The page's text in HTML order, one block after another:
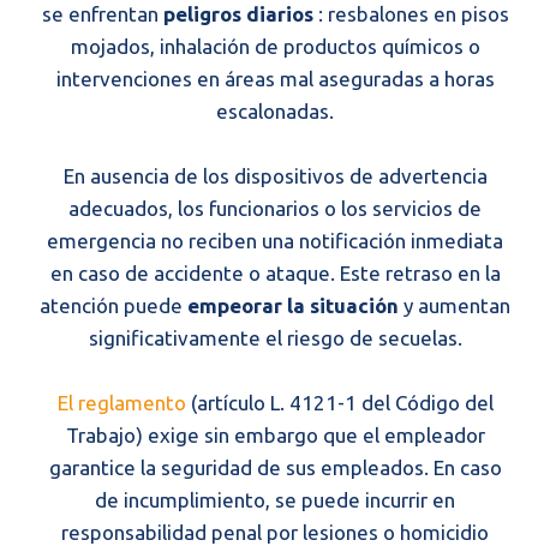
se enfrentan peligros diarios: resbalones en pisos
mojados, inhalación de productos químicos o
intervenciones en áreas mal aseguradas a horas
escalonadas.
En ausencia de los dispositivos de advertencia
adecuados, los funcionarios o los servicios de
emergencia no reciben una notificación inmediata
en caso de accidente o ataque. Este retraso en la
atención puede empeorar la situación y aumentan
significativamente el riesgo de secuelas.
El reglamento (artículo L. 4121-1 del Código del
Trabajo) exige sin embargo que el empleador
garantice la seguridad de sus empleados. En caso
de incumplimiento, se puede incurrir en
responsabilidad penal por lesiones o homicidio